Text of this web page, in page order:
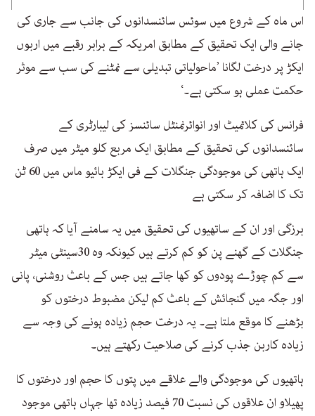
اس ماہ کے شروع میں سوئس سائنسدانوں کی جانب سے جاری کی
جانے والی ایک تحقیق کے مطابق امریکہ کے برابر رقبے میں اربوں
ایکڑ پر درخت لگانا ’ماحولیاتی تبدیلی سے نمٹنے کی سب سے موثر
حکمت عملی ہو سکتی ہے۔‘
فرانس کی کلائمیٹ اور انوائرنمنٹل سائنسز کی لیبارٹری کے
سائنسدانوں کی تحقیق کے مطابق ایک مربع کلو میٹر میں صرف
ایک ہاتھی کی موجودگی جنگلات کے فی ایکڑ بائیو ماس میں 60 ٹن
تک کا اضافہ کر سکتی ہے
برزگی اور ان کے ساتھیوں کی تحقیق میں یہ سامنے آیا کہ ہاتھی
جنگلات کے گھنے پن کو کم کرتے ہیں کیونکہ وہ 30سینٹی میٹر
سے کم چوڑے پودوں کو کھا جاتے ہیں جس کے باعث روشنی، پانی
اور جگہ میں گنجائش کے باعث کم لیکن مضبوط درختوں کو
بڑھنے کا موقع ملتا ہے۔ یہ درخت حجم زیادہ ہونے کی وجہ سے
زیادہ کاربن جذب کرنے کی صلاحیت رکھتے ہیں۔
ہاتھیوں کی موجودگی والے علاقے میں پتوں کا حجم اور درختوں کا
پھیلاو ان علاقوں کی نسبت 70 فیصد زیادہ تھا جہاں ہاتھی موجود